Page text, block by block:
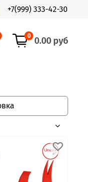
+7(999) 333-42-30
0 0.00 руб